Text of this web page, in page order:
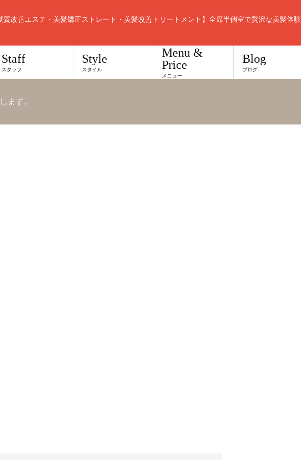
改善エステ・美髪矯正ストレート・美髪改善トリートメント】全席半個室で贅沢な美髪体験
Staff
スタッフ
Style
スタイル
Menu &
Price
メニュー
Blog
ブログ
ます。